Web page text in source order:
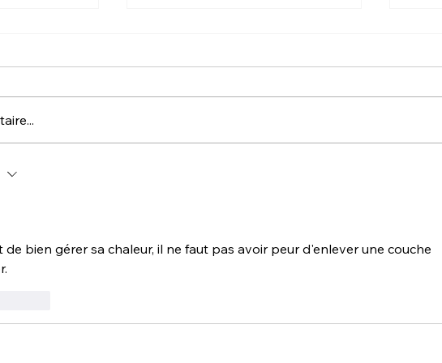
un
:
pour
bien gérer sa chaleur, il ne faut pas avoir peur d'enlever une couche